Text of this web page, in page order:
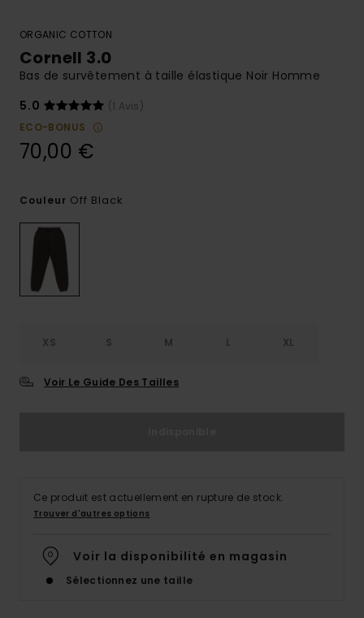
ORGANIC COTTON
Cornell 3.0
Bas de survêtement à taille élastique Noir Homme
5.0
(1 Avis)
ECO-BONUS
70,00 €
Couleur Off Black
XS S M L XL
Voir Le Guide Des Tailles
Ce produit est actuellement en rupture de stock.
Trouver d'autres options
Voir la disponibilité en magasin
Sélectionnez une taille